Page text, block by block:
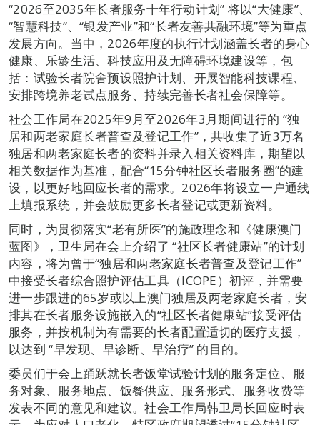
“2026至2035年长者服务十年行动计划” 将以“大健康”、
“智慧科技”、“银发产业”和“长者友善共融环境”等为重点
发展方向。当中，2026年度的执行计划涵盖长者的身心
健康、乐龄生活、科技应用及无障碍环境建设等，包
括：试验长者院舍预设照护计划、开展智能科技课程、
安排跨境养老试点服务、持续完善长者社会保障等。
社会工作局在2025年9月至2026年3月期间进行的 “独
居和两老家庭长者普查及登记工作”，共收集了近3万名
独居和两老家庭长者的资料并录入相关资料库，期望以
相关数据作为基准，配合“15分钟社区长者服务圈”的建
设，以更好地回应长者的需求。2026年将设立一户通线
上填报系统，并会鼓励更多长者登记或更新资料。
同时，为贯彻落实“老有所医”的施政理念和《健康澳门
蓝图》，卫生局在会上介绍了 “社区长者健康站”的计划
内容，将为曾于“独居和两老家庭长者普查及登记工作”
中接受长者综合照护评估工具（ICOPE）初评，并需要
进一步跟进的65岁或以上澳门独居及两老家庭长者，安
排其在长者服务设施嵌入的“社区长者健康站”接受评估
服务，并按机制为有需要的长者配置适切的医疗支援，
以达到 “早发现、早诊断、早治疗” 的目的。
委员们于会上踊跃就长者饭堂试验计划的服务定位、服
务对象、服务地点、饭餐供应、服务形式、服务收费等
发表不同的意见和建议。社会工作局韩卫局长回应时表